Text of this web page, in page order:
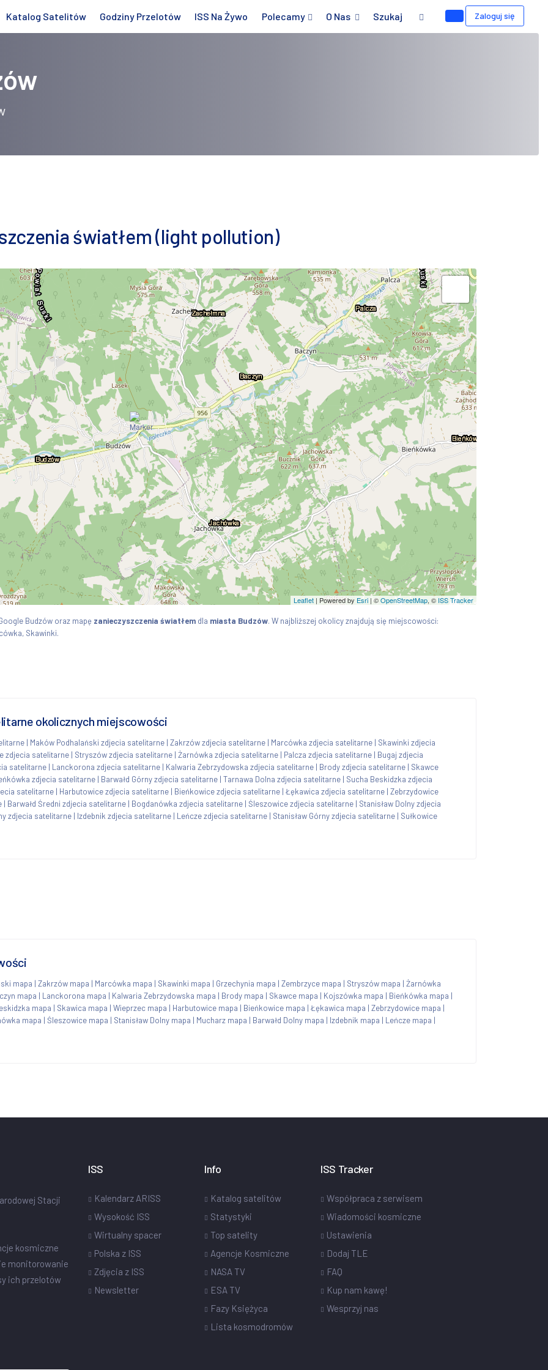
Katalog Satelitów Godziny Przelotów ISS Na Żywo Polecamy O Nas Szukaj Zaloguj się
światłem (light pollution)
Leaflet | Powered by Esri | ©OpenStreetMap, © ISS Tracker
Budzów oraz mapę zanieczyszczenia światłem dla miasta Budzów. W najbliższej okolicy znajdują się miejscowości:
Skawinki.
okolicznych miejscowości
| Maków Podhalański zdjecia satelitarne | Zakrzów zdjecia satelitarne | Marcówka zdjecia satelitarne | Skawinki zdjecia
zdjecia satelitarne | Stryszów zdjecia satelitarne | Żarnówka zdjecia satelitarne | Palcza zdjecia satelitarne | Bugaj zdjecia
satelitarne | Lanckorona zdjecia satelitarne | Kalwaria Zebrzydowska zdjecia satelitarne | Brody zdjecia satelitarne | Skawce
zdjecia satelitarne | Barwałd Górny zdjecia satelitarne | Tarnawa Dolna zdjecia satelitarne | Sucha Beskidzka zdjecia
satelitarne | Harbutowice zdjecia satelitarne | Bieńkowice zdjecia satelitarne | Łękawica zdjecia satelitarne | Zebrzydowice
| Barwałd Średni zdjecia satelitarne | Bogdanówka zdjecia satelitarne | Śleszowice zdjecia satelitarne | Stanisław Dolny zdjecia
zdjecia satelitarne | Izdebnik zdjecia satelitarne | Leńcze zdjecia satelitarne | Stanisław Górny zdjecia satelitarne | Sułkowice
mapa | Zakrzów mapa | Marcówka mapa | Skawinki mapa | Grzechynia mapa | Zembrzyce mapa | Stryszów mapa | Żarnówka
mapa | Lanckorona mapa | Kalwaria Zebrzydowska mapa | Brody mapa | Skawce mapa | Kojszówka mapa | Bieńkówka mapa |
mapa | Skawica mapa | Wieprzec mapa | Harbutowice mapa | Bieńkowice mapa | Łękawica mapa | Zebrzydowice mapa |
mapa | Śleszowice mapa | Stanisław Dolny mapa | Mucharz mapa | Barwałd Dolny mapa | Izdebnik mapa | Leńcze mapa |
Stacji
kosmiczne
monitorowanie
ich przelotów
ISS
Kalendarz ARISS
Wysokość ISS
Wirtualny spacer
Polska z ISS
Zdjęcia z ISS
Newsletter
Info
Katalog satelitów
Statystyki
Top satelity
Agencje Kosmiczne
NASA TV
ESA TV
Fazy Księżyca
Lista kosmodromów
ISS Tracker
Współpraca z serwisem
Wiadomości kosmiczne
Ustawienia
Dodaj TLE
FAQ
Kup nam kawę!
Wesprzyj nas